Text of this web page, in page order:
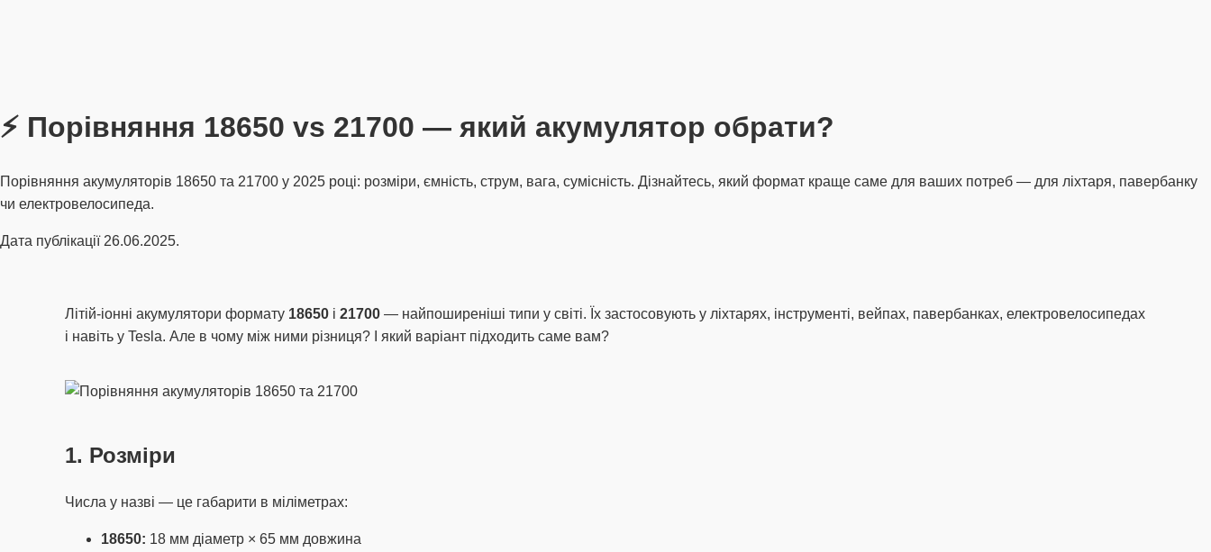
⚡ Порівняння 18650 vs 21700 — який акумулятор обрати?
Порівняння акумуляторів 18650 та 21700 у 2025 році: розміри, ємність, струм, вага, сумісність. Дізнайтесь, який формат краще саме для ваших потреб — для ліхтаря, павербанку
чи електровелосипеда.
Дата публікації 26.06.2025.
Літій-іонні акумулятори формату 18650 і 21700 — найпоширеніші типи у світі. Їх застосовують у ліхтарях, інструменті, вейпах, павербанках, електровелосипедах
і навіть у Tesla. Але в чому між ними різниця? І який варіант підходить саме вам?
1. Розміри
Числа у назві — це габарити в міліметрах:
18650: 18 мм діаметр × 65 мм довжина